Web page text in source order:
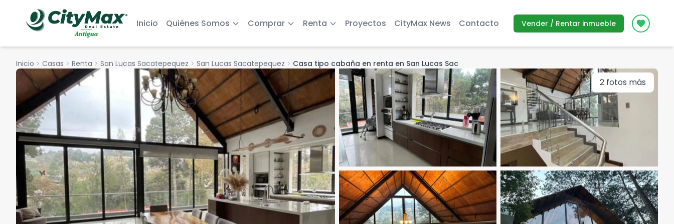
Inicio Quiénes Somos Comprar Renta Proyectos CityMax News Contacto Vender / Rentar inmueble Icon
Inicio chevron_right Casas chevron_right Renta chevron_right San Lucas Sacatepequez chevron_right San Lucas Sacatepequez chevron_right Casa tipo cabaña en renta en San Lucas Sac
2 fotos más